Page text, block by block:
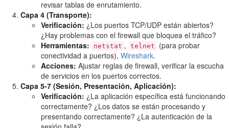
revisar tablas de enrutamiento.
Capa 4 (Transporte):
Verificación: ¿Los puertos TCP/UDP están abiertos?
¿Hay problemas con el firewall que bloquea el tráfico?
Herramientas:
netstat , telnet
(para probar
conectividad a puertos), Wireshark.
Acciones: Ajustar reglas de firewall, verificar la escucha
de servicios en los puertos correctos.
Capa 5-7 (Sesión, Presentación, Aplicación):
Verificación: ¿La aplicación específica está funcionando
correctamente? ¿Los datos se están procesando y
presentando correctamente? ¿La autenticación de la